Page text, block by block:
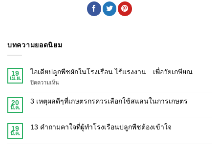
บทความยอดนิยม
19
เม.ย.
ไอเดียปลูกพืชผักในโรงเรือน ไร้แรงงาน…เพื่อวัยเกษียณ
ปิดความเห็น
20
มี.ค.
3 เหตุผลดีๆที่เกษตรกรควรเลือกใช้สแลนในการเกษตร
19
มี.ค.
13 คำถามคาใจที่ผู้ทำโรงเรือนปลูกพืชต้องเข้าใจ